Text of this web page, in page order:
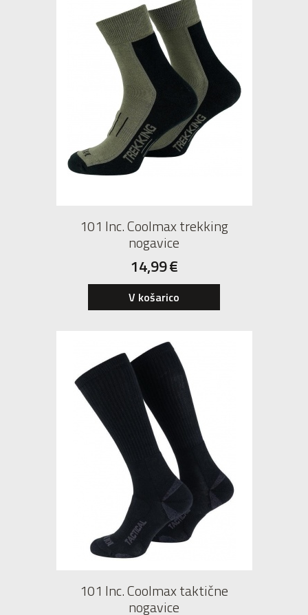
M L XL
101 Inc. Coolmax trekking
nogavice
14,99€
V košarico
101 Inc. Coolmax taktične
nogavice